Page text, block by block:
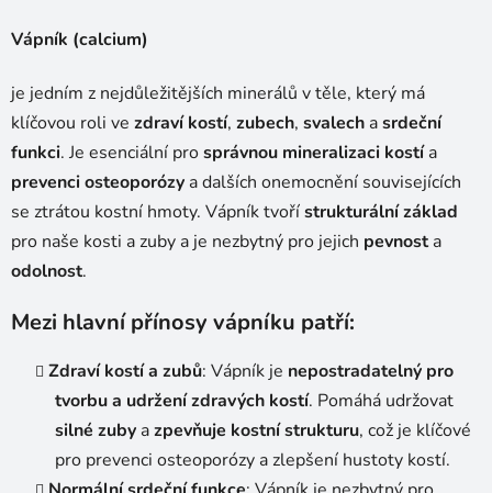
d
a
c
í
p
r
v
k
ý
i
s
Vápník (calcium)
je jedním z nejdůležitějších minerálů v těle, který má
klíčovou roli ve zdraví kostí, zubech, svalech asrdeční
funkci. Je esenciální prosprávnou mineralizaci kostía
prevenci osteoporózy a dalších onemocnění souvisejících
se ztrátou kostní hmoty. Vápník tvořístrukturální základ
pro naše kosti a zuby a je nezbytný pro jejich pevnosta
odolnost.
Mezi hlavní přínosy vápníku patří:
Zdraví kostí a zubů: Vápník je nepostradatelný pro
tvorbu a udržení zdravých kostí. Pomáhá udržovat
silné zuby azpevňuje kostní strukturu, což je klíčové
pro prevenci osteoporózy a zlepšení hustoty kostí.